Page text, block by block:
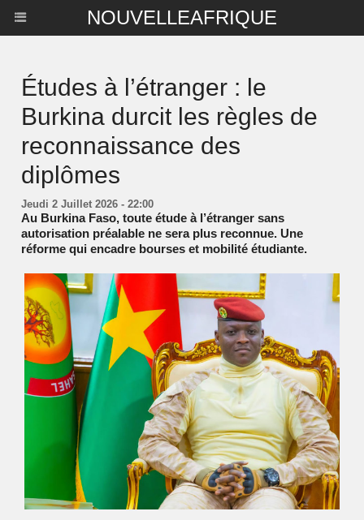
NOUVELLEAFRIQUE
Études à l’étranger : le
Burkina durcit les règles de
reconnaissance des
diplômes
Jeudi 2 Juillet 2026 - 22:00
Au Burkina Faso, toute étude à l’étranger sans
autorisation préalable ne sera plus reconnue. Une
réforme qui encadre bourses et mobilité étudiante.